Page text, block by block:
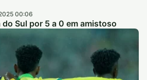
00:06
Sul por 5 a 0 em amistoso